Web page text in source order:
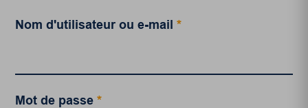
Nom d'utilisateur ou e-mail*
Mot de passe*